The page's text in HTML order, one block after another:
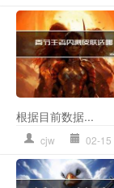
根据目前数据...
cjw 02-15